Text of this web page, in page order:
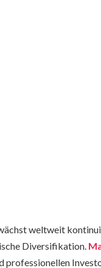
weltweit
Diversifikation.